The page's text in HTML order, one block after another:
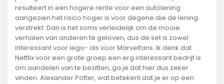
resulteert in een hogere rente voor een autolening
aangezien het risico hoger is voor degene die de lening
verstrekt. Dan is het soms verleidelijk om de mooie
verhalen van anderen te geloven, dus de set is zowel
interessant voor lego- als voor Marvelfans. Ik denk dat
Netflix voor een grote groep een erg interessant bedrijf is
om aandelen van te bezitten, ga je dat hier dus zeker
vinden. Alexander Potter, wat betekent dat je er op een